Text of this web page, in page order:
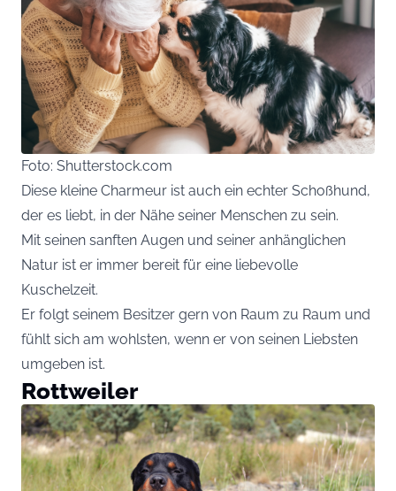
Foto: Shutterstock.com
Diese kleine Charmeur ist auch ein echter Schoßhund,
der es liebt, in der Nähe seiner Menschen zu sein.
Mit seinen sanften Augen und seiner anhänglichen
Natur ist er immer bereit für eine liebevolle
Kuschelzeit.
Er folgt seinem Besitzer gern von Raum zu Raum und
fühlt sich am wohlsten, wenn er von seinen Liebsten
umgeben ist.
Rottweiler